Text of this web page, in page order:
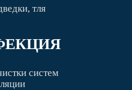
тля
систем